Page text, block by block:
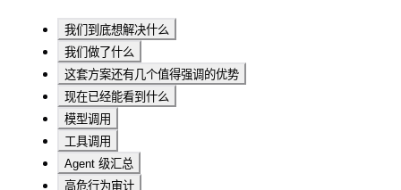
我们到底想解决什么
我们做了什么
这套方案还有几个值得强调的优势
现在已经能看到什么
模型调用
工具调用
Agent 级汇总
高危行为审计